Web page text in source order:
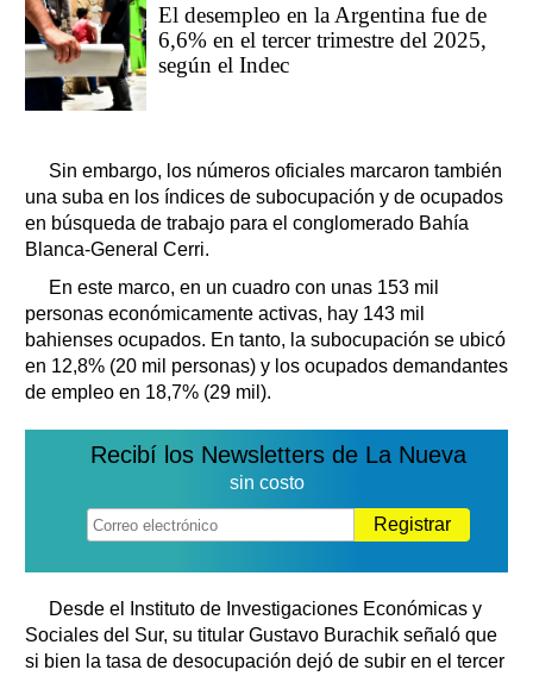
El desempleo en la Argentina fue de
6,6% en el tercer trimestre del 2025,
según el Indec
Sin embargo, los números oficiales marcaron también
una suba en los índices de subocupación y de ocupados
en búsqueda de trabajo para el conglomerado Bahía
Blanca-General Cerri.
En este marco, en un cuadro con unas 153 mil
personas económicamente activas, hay 143 mil
bahienses ocupados. En tanto, la subocupación se ubicó
en 12,8% (20 mil personas) y los ocupados demandantes
de empleo en 18,7% (29 mil).
Recibí los Newsletters de La Nueva
sin costo
Registrar
Desde el Instituto de Investigaciones Económicas y
Sociales del Sur, su titular Gustavo Burachik señaló que
si bien la tasa de desocupación dejó de subir en el tercer